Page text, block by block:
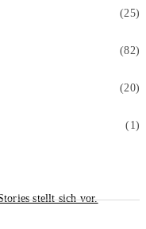
(25)
(82)
(20)
(1)